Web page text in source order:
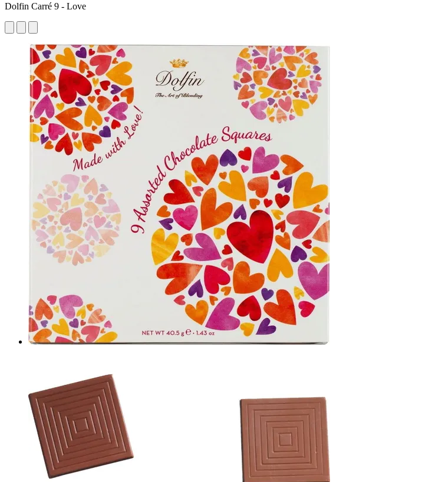
Dolfin Carré 9 - Love